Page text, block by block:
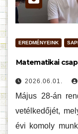
EREDMÉNYEINK
Matematikai
2026.06.01.
Május 28-án
vetélkedőjét,
évi komoly